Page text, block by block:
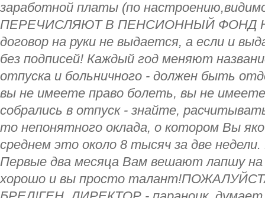
заработной платы (по
ПЕРЕЧИСЛЯЮТ В ПЕНСИОННЫЙ ФОНД
договор на руки не выдается, а если и
без подписей! Каждый год меняют
отпуска и больничного - должен быть
вы не имеете право болеть, вы не
собрались в отпуск - знайте,
то непонятного оклада, о котором Вы
среднем это около 8 тысяч за две
Первые два месяца Вам вешают лапшу
хорошо и вы просто